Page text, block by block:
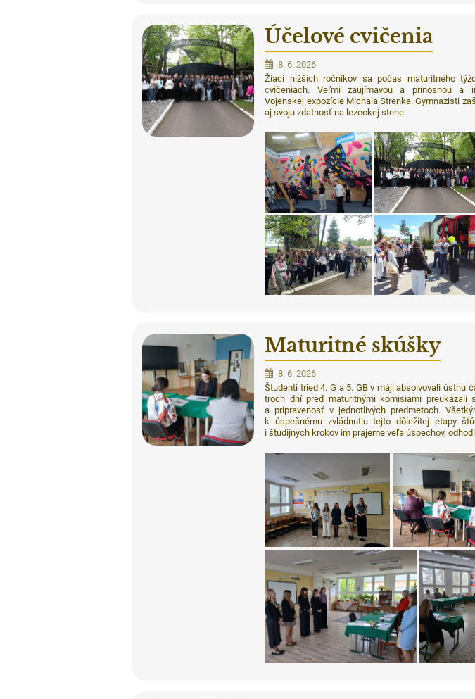
Účelové cvičenia
8. 6. 2026
Žiaci nižších ročníkov sa počas maturitného
cvičeniach. Veľmi zaujímavou a prínosnou a
Vojenskej expozície Michala Strenka. Gymnazisti
aj svoju zdatnosť na lezeckej stene.
Maturitné skúšky
8. 6. 2026
Študenti tried 4. G a 5. GB v máji absolvovali ústnu
troch dní pred maturitnými komisiami preukázali
a pripravenosť v jednotlivých predmetoch.
k úspešnému zvládnutiu tejto dôležitej etapy
i študijných krokov im prajeme veľa úspechov,